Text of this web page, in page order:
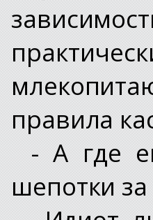
правила
- А где
шепотки